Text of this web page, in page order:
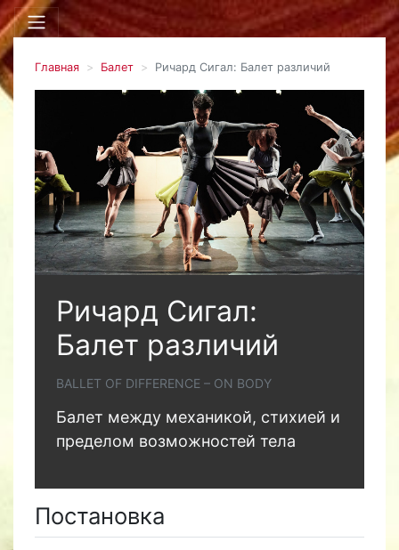
Главная Балет Ричард Сигал: Балет различий
Ричард Сигал:
Балет различий
BALLET OF DIFFERENCE – ON BODY
Балет между механикой, стихией и
пределом возможностей тела
Постановка